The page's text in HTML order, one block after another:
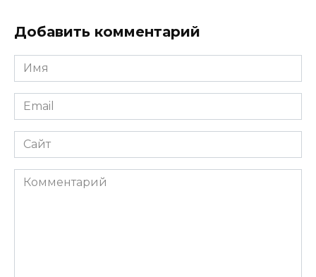
Добавить комментарий
Имя
*
Email
*
Сайт
Комментарий